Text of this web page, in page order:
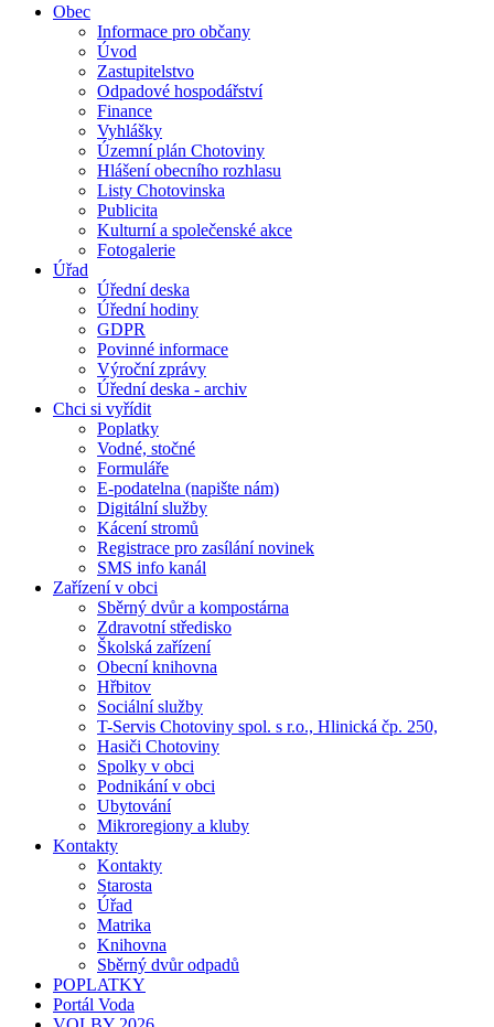
Obec
Informace pro občany
Úvod
Zastupitelstvo
Odpadové hospodářství
Finance
Vyhlášky
Územní plán Chotoviny
Hlášení obecního rozhlasu
Listy Chotovinska
Publicita
Kulturní a společenské akce
Fotogalerie
Úřad
Úřední deska
Úřední hodiny
GDPR
Povinné informace
Výroční zprávy
Úřední deska - archiv
Chci si vyřídit
Poplatky
Vodné, stočné
Formuláře
E-podatelna (napište nám)
Digitální služby
Kácení stromů
Registrace pro zasílání novinek
SMS info kanál
Zařízení v obci
Sběrný dvůr a kompostárna
Zdravotní středisko
Školská zařízení
Obecní knihovna
Hřbitov
Sociální služby
T-Servis Chotoviny spol. s r.o., Hlinická čp. 250,
Hasiči Chotoviny
Spolky v obci
Podnikání v obci
Ubytování
Mikroregiony a kluby
Kontakty
Kontakty
Starosta
Úřad
Matrika
Knihovna
Sběrný dvůr odpadů
POPLATKY
Portál Voda